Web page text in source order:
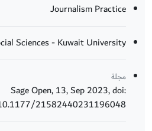
Journalism Practice
Sciences - Kuwait University
مجلة
Sage Open, 13, Sep 2023, doi:
21582440231196048